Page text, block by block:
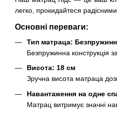
легко, прокидайтеся
Основні переваги:
Тип матраца:
Безпружинна конструкція
Висота: 18 см
Зручна висота матраца
Навантаження на одне
Матрац витримує значні